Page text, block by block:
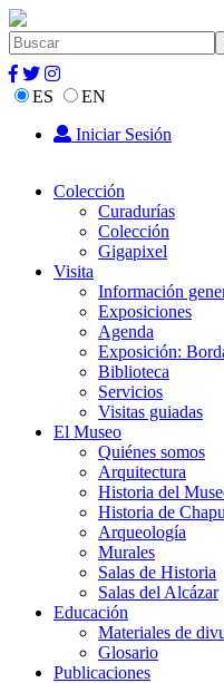
ES
EN
Iniciar Sesión
Colección
Curadurías
Colección
Gigapixel
Visita
Información
Exposiciones
Agenda
Exposición:
Biblioteca
Servicios
Visitas guiadas
El Museo
Quiénes somos
Arquitectura
Historia del
Historia de
Arqueología
Murales
Salas de Historia
Salas del Alcázar
Educación
Materiales de
Glosario
Publicaciones